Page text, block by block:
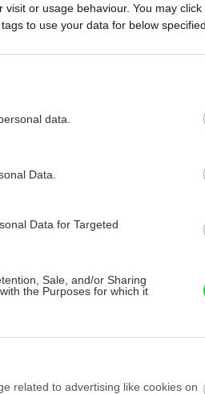
or usage behaviour. You may
to use your data for below
data.
Data.
Data for Targeted
Sale, and/or Sharing
the Purposes for which it
related to advertising like cookies on
februára a začiatok
mrazov, ak chceme
už aj vysádzame.
krémom a malinami.
s vanilkovým